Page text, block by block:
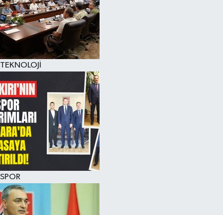
TEKNOLOJİ
SPOR